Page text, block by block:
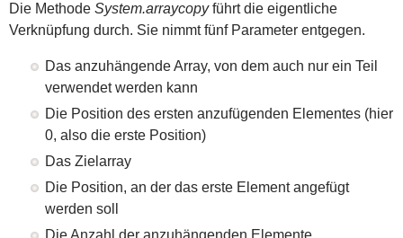
Die Methode System.arraycopyführt die eigentliche
Verknüpfung durch. Sie nimmt fünf Parameter entgegen.
Das anzuhängende Array, von dem auch nur ein Teil
verwendet werden kann
Die Position des ersten anzufügenden Elementes (hier
0, also die erste Position)
Das Zielarray
Die Position, an der das erste Element angefügt
werden soll
Die Anzahl der anzuhängenden Elemente